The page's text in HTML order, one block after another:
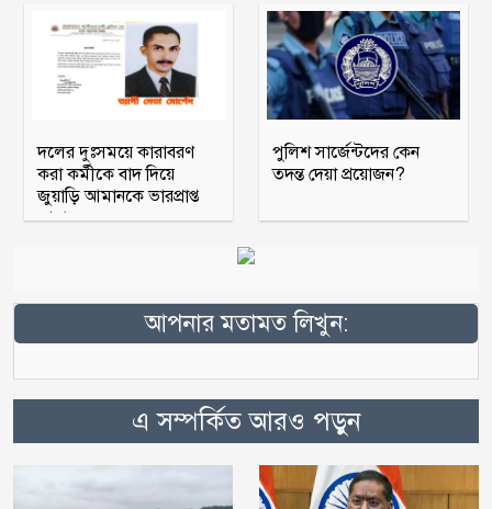
দলের দুঃসময়ে কারাবরণ
করা কর্মীকে বাদ দিয়ে
জুয়াড়ি আমানকে ভারপ্রাপ্ত
আহ্বায়ক
পুলিশ সার্জেন্টদের কেন
তদন্ত দেয়া প্রয়োজন?
আপনার মতামত লিখুন:
এ সম্পর্কিত আরও পড়ুন